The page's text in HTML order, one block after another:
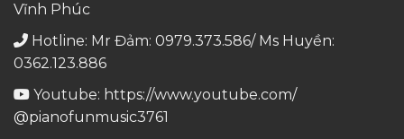
Vĩnh Phúc
Hotline: Mr Đảm: 0979.373.586/ Ms Huyền:
0362.123.886
Youtube: https://www.youtube.com/
@pianofunmusic3761